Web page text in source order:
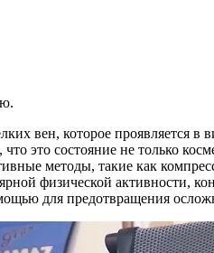
вен, которое проявляется
это состояние не только
методы, такие как
физической активности,
для предотвращения